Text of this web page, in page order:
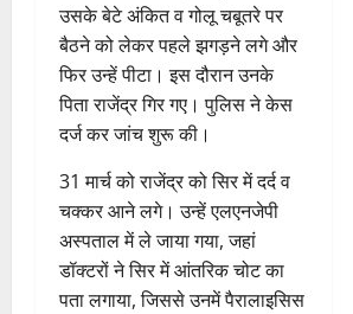
उसके बेटे अंकित व गोलू चबूतरे पर
बैठने को लेकर पहले झगड़ने लगे और
फिर उन्हें पीटा। इस दौरान उनके
पिता राजेंद्र गिर गए। पुलिस ने केस
दर्ज कर जांच शुरू की।
31 मार्च को राजेंद्र को सिर में दर्द व
चक्कर आने लगे। उन्हें एलएनजेपी
अस्पताल में ले जाया गया, जहां
डॉक्टरों ने सिर में आंतरिक चोट का
पता लगाया, जिससे उनमें पैरालाइसिस